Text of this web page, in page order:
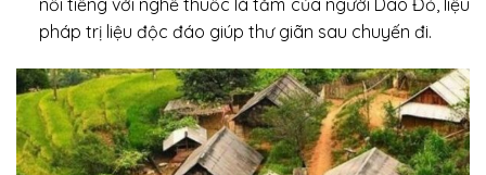
pháp trị liệu độc đáo giúp thư giãn sau chuyến đi.